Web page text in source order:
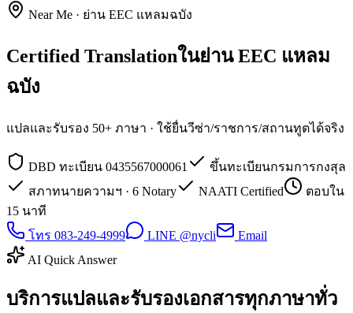
Near Me · ย่าน EEC แหลมฉบัง
Certified Translationในย่าน EEC แหลม
ฉบัง
แปลและรับรอง 50+ ภาษา · ใช้ยื่นวีซ่า/ราชการ/สถานทูตได้จริง
DBD ทะเบียน 0435567000061
ขึ้นทะเบียนกรมการกงสุล
สภาทนายความฯ · 6 Notary
NAATI Certified
ตอบใน
15 นาที
โทร 083-249-4999
LINE @nycli
Email
AI Quick Answer
บริการแปลและรับรองเอกสารทุกภาษาทั่ว